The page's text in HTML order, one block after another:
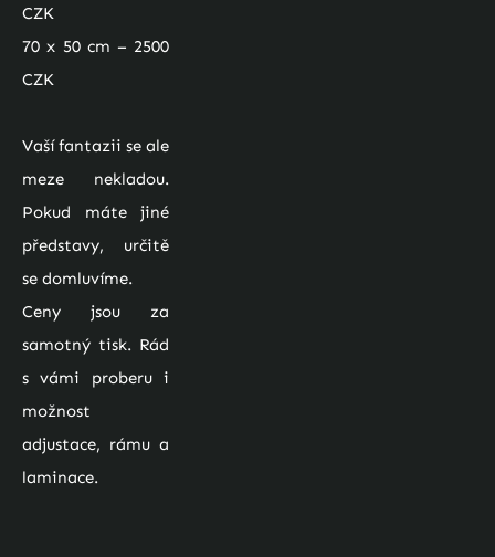
CZK
70 x 50 cm – 2500
CZK
Vaší fantazii se ale
meze nekladou.
Pokud máte jiné
představy, určitě
se domluvíme.
Ceny jsou za
samotný tisk. Rád
s vámi proberu i
možnost
adjustace, rámu a
laminace.